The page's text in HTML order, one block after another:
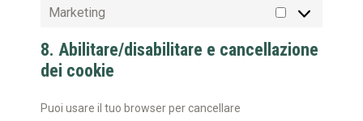
Marketing
8. Abilitare/disabilitare e cancellazione
dei cookie
Puoi usare il tuo browser per cancellare